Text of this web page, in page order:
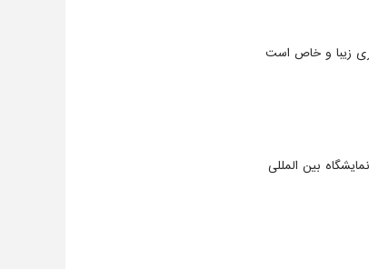
زیبا و خاص است
بین المللی